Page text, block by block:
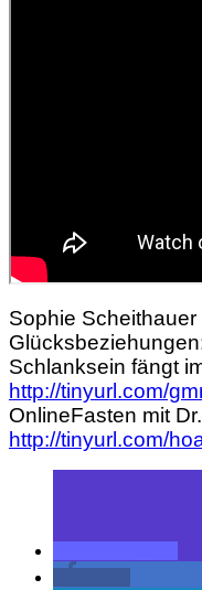
Sophie
Schlanksein fängt
http://tinyurl.com/
OnlineFasten mit
http://tinyurl.com/